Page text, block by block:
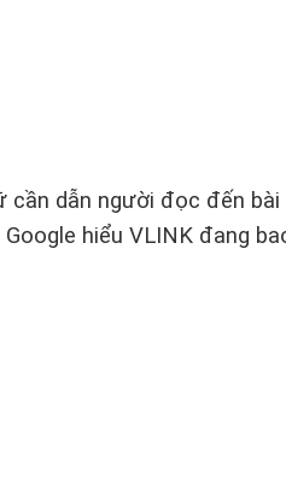
dẫn người đọc đến
hiểu VLINK đang